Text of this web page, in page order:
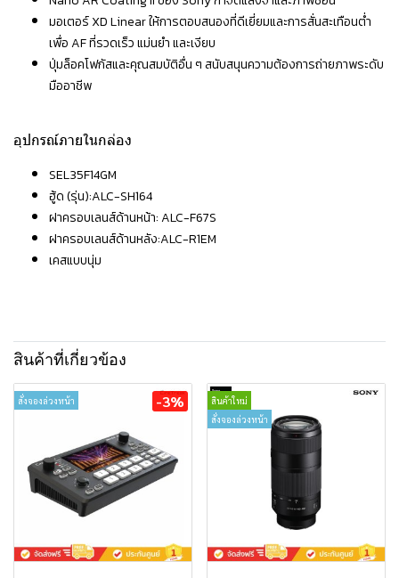
มอเตอร์ XD Linear ให้การตอบสนองที่ดีเยี่ยมและการสั่นสะเทือนต่ำ
เพื่อ AF ที่รวดเร็ว แม่นยำ และเงียบ
ปุ่มล็อคโฟกัสและคุณสมบัติอื่น ๆ สนับสนุนความต้องการถ่ายภาพระดับ
มืออาชีพ
อุปกรณ์ภายในกล่อง
SEL35F14GM
ฮู้ด (รุ่น):ALC-SH164
ฝาครอบเลนส์ด้านหน้า: ALC-F67S
ฝาครอบเลนส์ด้านหลัง:ALC-R1EM
เคสแบบนุ่ม
สินค้าที่เกี่ยวข้อง
สั่งจองล่วงหน้า -3%
สินค้าใหม่
สั่งจองล่วงหน้า